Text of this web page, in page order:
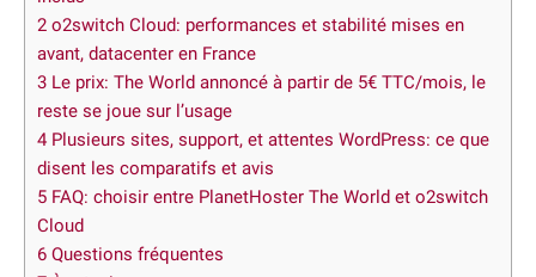
2 o2switch Cloud: performances et stabilité mises en
avant, datacenter en France
3 Le prix: The World annoncé à partir de 5€ TTC/mois, le
reste se joue sur l’usage
4 Plusieurs sites, support, et attentes WordPress: ce que
disent les comparatifs et avis
5 FAQ: choisir entre PlanetHoster The World et o2switch
Cloud
6 Questions fréquentes